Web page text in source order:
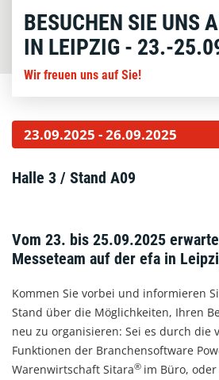
BESUCHEN SIE UNS
IN LEIPZIG - 23.-
Wir freuen uns auf Sie!
23.09.2025 -26.09.2025
Halle 3 / Stand A09
Vom 23. bis 25.09.2025
Messeteam auf der efa in
Kommen Sie vorbei und informieren
Stand über die Möglichkeiten, Ihren
neu zu organisieren: Sei es durch die
Funktionen der Branchensoftware
Warenwirtschaft Sitara® im Büro,